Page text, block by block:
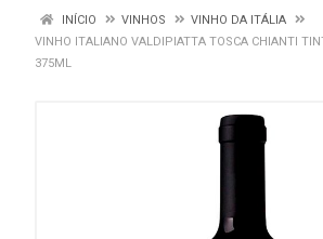
INÍCIO VINHOS
VINHO DA ITÁLIA
VINHO ITALIANO VALDIPIATTA TOSCA CHIANTI
375ML